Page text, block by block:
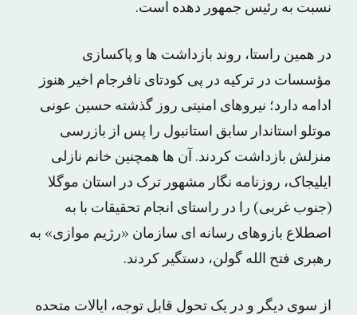
نسبت به رئیس جمهور دهده است.
در همین راستا، روند بازداشت ها و پاکسازی
مؤسسات در ترکیه در پی کودتای نافرجام اخیر هنوز
ادامه دارد؛ نیروهای امنیتی روز گذشته حسین عونی
موتلو استاندار سابق استانبول را پس از بازرسی
منزلش بازداشت کردند. آن ها همچنین خانم نازلی
ایلیجاک، روزنامه نگار مشهور ترک در استان موگلا
(جنوب غربی) را در راستای انجام تحقیقات با به
اصطلاع بازوهای رسانه ای سازمان «رژیم موازی» به
رهبری فتح الله گولن، دستگیر کردند.
از سوی دیگر و در یک تحول قابل توجه، ایالات متحده